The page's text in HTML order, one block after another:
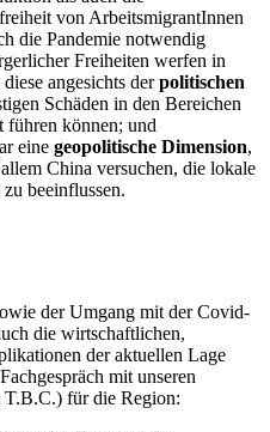
von ArbeitsmigrantInnen
die Pandemie notwendig
Freiheiten werfen in
angesichts derpolitischen
Schäden in den Bereichen
führen können; und
eine geopolitische Dimension,
China versuchen, die lokale
beeinflussen.
der Umgang mit der Covid-
die wirtschaftlichen,
der aktuellen Lage
mit unseren
für die Region: